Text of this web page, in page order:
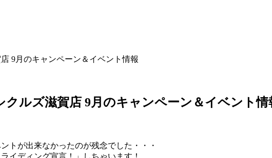
9月のキャンペーン＆イベント情報
クルズ滋賀店 9月のキャンペーン＆イベント情
トが出来なかったのが残念でした・・・
イディング宣言！」しちゃいます！